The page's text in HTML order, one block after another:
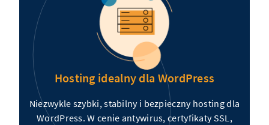
Hosting idealny dla WordPress
Niezwykle szybki, stabilny i bezpieczny hosting dla
WordPress. W cenie antywirus, certyfikaty SSL,